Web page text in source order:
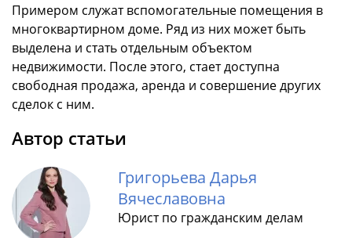
Примером служат вспомогательные помещения в
многоквартирном доме. Ряд из них может быть
выделена и стать отдельным объектом
недвижимости. После этого, стает доступна
свободная продажа, аренда и совершение других
сделок с ним.
Автор статьи
Григорьева Дарья
Вячеславовна
Юрист по гражданским делам